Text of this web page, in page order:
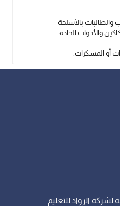
والطالبات بالأسلحة
والأدوات الحادة.
أو المسكرات.
لشركة الرواد للتعليم